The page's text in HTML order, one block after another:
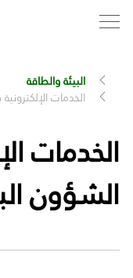
البيئة والطاقة
الخدمات
الخدمات
الشؤون